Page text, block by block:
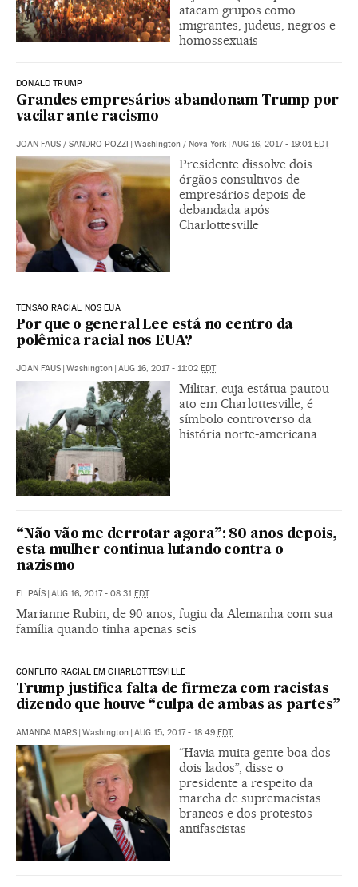
atacam grupos como
imigrantes, judeus, negros e
homossexuais
DONALD TRUMP
Grandes empresários abandonam Trump por
vacilar ante racismo
JOAN FAUS / SANDRO POZZI | Washington / Nova York | AUG 16, 2017 - 19:01 EDT
Presidente dissolve dois
órgãos consultivos de
empresários depois de
debandada após
Charlottesville
TENSÃO RACIAL NOS EUA
Por que o general Lee está no centro da
polêmica racial nos EUA?
JOAN FAUS | Washington | AUG 16, 2017 - 11:02 EDT
Militar, cuja estátua pautou
ato em Charlottesville, é
símbolo controverso da
história norte-americana
“Não vão me derrotar agora”: 80 anos depois,
esta mulher continua lutando contra o
nazismo
EL PAÍS AUG 16, 2017 - 08:31 EDT
Marianne Rubin, de 90 anos, fugiu da Alemanha com sua
família quando tinha apenas seis
CONFLITO RACIAL EM CHARLOTTESVILLE
Trump justifica falta de firmeza com racistas
dizendo que houve “culpa de ambas as partes”
AMANDA MARS Washington AUG 15, 2017 - 18:49 EDT
“Havia muita gente boa dos
dois lados”, disse o
presidente a respeito da
marcha de supremacistas
brancos e dos protestos
antifascistas